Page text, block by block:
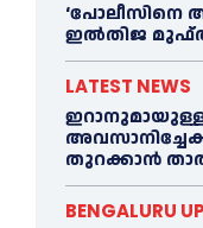
‘പോലീസിനെ
ഇല്‍തിജ
LATEST NEWS
തുറക്കാൻ
BENGALURU